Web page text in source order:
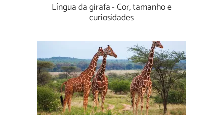
Língua da girafa - Cor, tamanho e
curiosidades